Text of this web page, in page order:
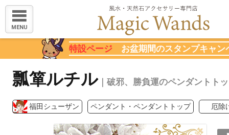
MENU
特設ページ お盆期間のスタンプキャン
瓢箪ルチル｜破邪、勝負運のペンダントト
福田シューザン ペンダント・ペンダントトップ 厄除